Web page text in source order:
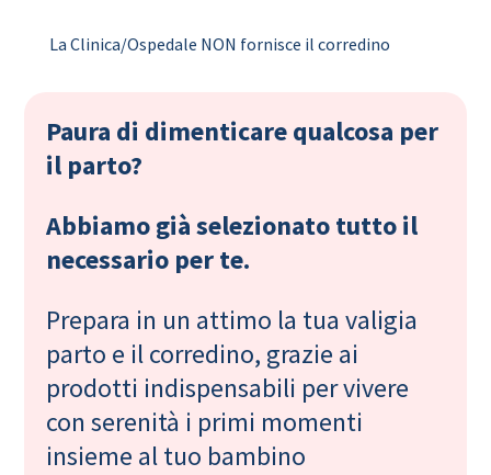
La Clinica/Ospedale NON fornisce il corredino
Paura di dimenticare qualcosa per
il parto?
Abbiamo già selezionato tutto il
necessario per te.
Prepara in un attimo la tua valigia
parto e il corredino, grazie ai
prodotti indispensabili per vivere
con serenità i primi momenti
insieme al tuo bambino